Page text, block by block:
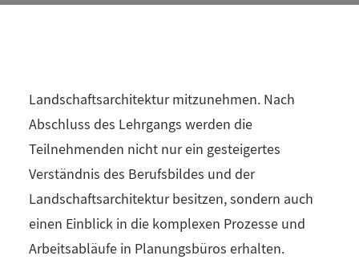
Landschaftsarchitektur mitzunehmen. Nach
Abschluss des Lehrgangs werden die
Teilnehmenden nicht nur ein gesteigertes
Verständnis des Berufsbildes und der
Landschaftsarchitektur besitzen, sondern auch
einen Einblick in die komplexen Prozesse und
Arbeitsabläufe in Planungsbüros erhalten.